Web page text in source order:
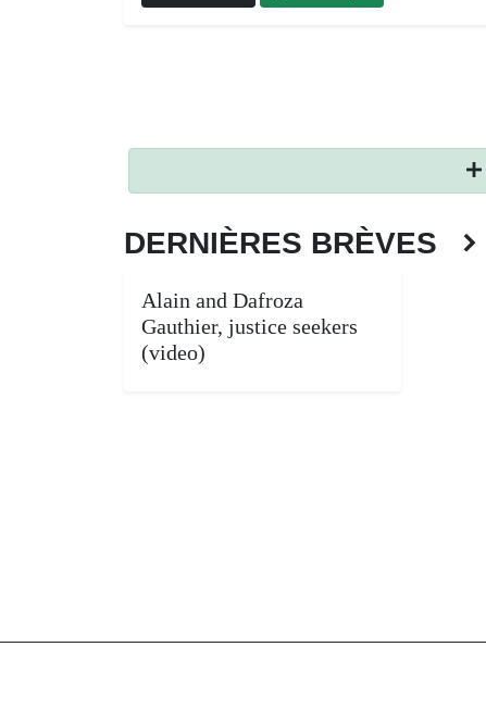
DERNIÈRES BRÈVES
Alain and Dafroza
Gauthier, justice seekers
(video)